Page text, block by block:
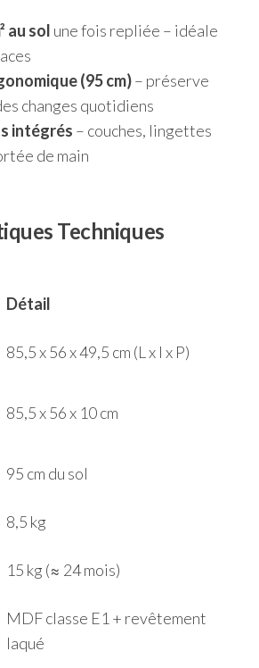
au sol une fois repliée – idéale
(95 cm)– préserve
changes quotidiens
intégrés – couches, lingettes
de main
Techniques
Détail
85,5 x 56 x 49,5 cm (L x l x P)
85,5 x 56 x 10 cm
95 cm du sol
8,5 kg
15 kg (≈ 24 mois)
MDF classe E1 + revêtement
laqué